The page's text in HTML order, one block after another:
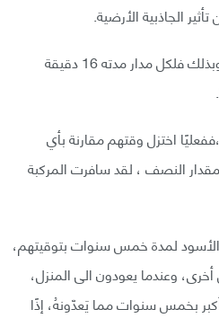
الجاذبية الأرضية.
سيتباطأ وقتهم بمقدار النصف وبذلك فلكل مدار مدته 16 دقيقة
اختزل وقتهم مقارنة بأي
النصف ، لقد سافرت المركبة
لمدة خمس سنوات بتوقيتهم،
وعندما يعودون الى المنزل،
بخمس سنوات مما يَعدّونهُ، إذًا